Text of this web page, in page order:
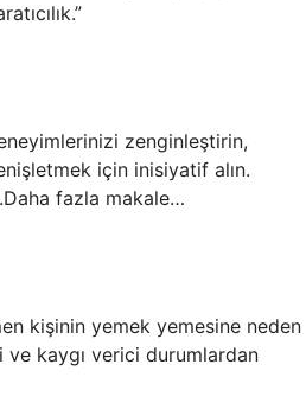
zenginleştirin,
için inisiyatif alın.
fazla makale…
kişinin yemek yemesine neden
kaygı verici durumlardan